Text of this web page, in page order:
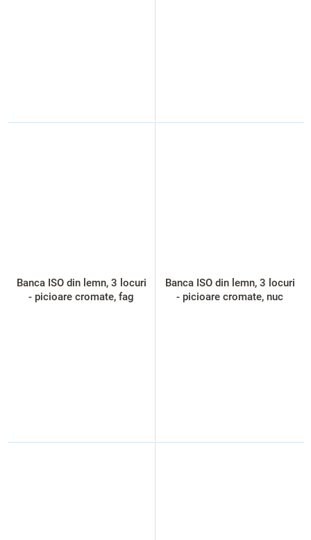
Banca ISO din lemn, 3 locuri
- picioare cromate, fag
Banca ISO din lemn, 3 locuri
- picioare cromate, nuc